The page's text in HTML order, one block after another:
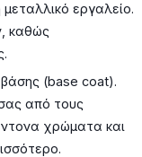
εργαλείο.
καθώς
(base coat).
από τους
χρώματα και